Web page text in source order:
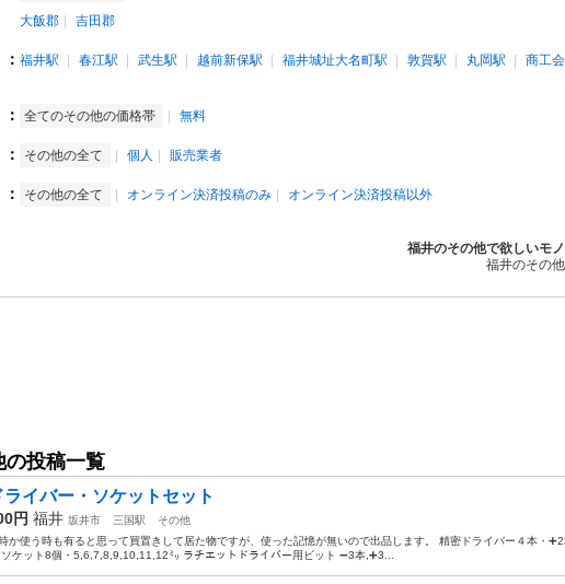
大飯郡
吉田郡
： 福井駅 春江駅 武生駅 越前新保駅 福井城址大名町駅 敦賀駅 丸岡駅 商工
： 全てのその他の価格帯 無料
： その他の全て 個人 販売業者
： その他の全て オンライン決済投稿のみ オンライン決済投稿以外
福井のその他で欲しいモ
福井のその
の投稿一覧
ライバー・ソケットセット
円 福井 坂井市 三国駅
その他
か使う時も有ると思って買置きして居た物ですが、使った記憶が無いので出品します。 精密ドライバー４本・➕️2
ケット8個・5,6,7,8,9,10,11,12㍉ ラチエットドライバー用ビット ➖️3本,➕️3...